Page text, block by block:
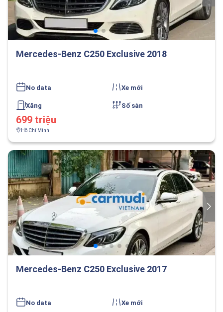
Mercedes-Benz C250 Exclusive 2018
No data Xe mới
Xăng Số sàn
699 triệu
Hồ Chí Minh
Mercedes-Benz C250 Exclusive 2017
No data Xe mới